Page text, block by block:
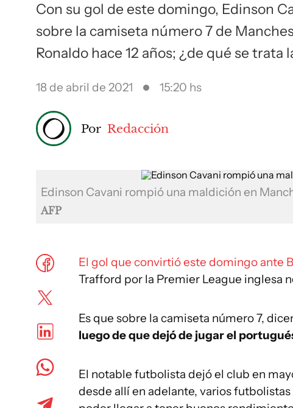
Con su gol de este domingo, Edinson
sobre la camiseta número 7 de
Ronaldo hace 12 años; ¿de qué se
18 de abril de 2021 15:20 hs
Por Redacción
Edinson Cavani rompió una maldición en
AFP
El gol que convirtió este domingo ante
Trafford por la Premier League inglesa
Es que sobre la camiseta número 7,
luego de que dejó de jugar el
El notable futbolista dejó el club en
desde allí en adelante, varios